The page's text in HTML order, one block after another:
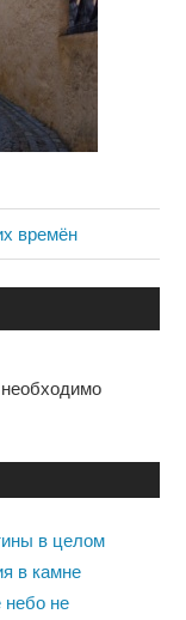
времён
в целом
в камне
не